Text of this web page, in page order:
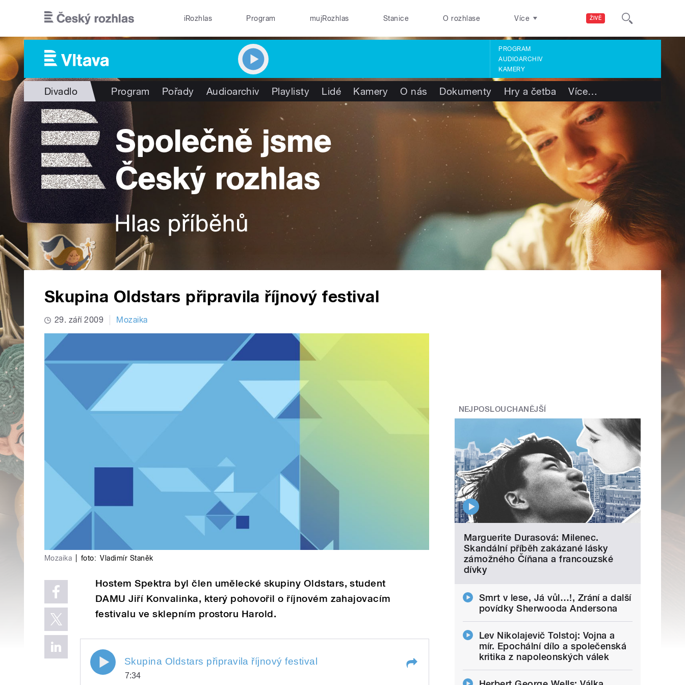
ŽIVĚ
iRozhlas Program mujRozhlas Stanice O rozhlase Více
PROGRAM
AUDIOARCHIV
KAMERY
Divadlo Program Pořady Audioarchiv Playlisty Lidé Kamery O nás Dokumenty Hry a četba Více…
Skupina Oldstars připravila říjnový festival
29. září 2009 Mozaika
Mozaika foto: Vladimír Staněk
Hostem Spektra byl člen umělecké skupiny Oldstars, student
DAMU Jiří Konvalinka, který pohovořil o říjnovém zahajovacím
festivalu ve sklepním prostoru Harold.
Skupina Oldstars připravila říjnový festival
Skupina Oldstars připravila říjnový festival
7:34
NEJPOSLOUCHANĚJŠÍ
Marguerite Durasová: Milenec.
Skandální příběh zakázané lásky
zámožného Číňana a francouzské
dívky
Smrt v lese, Já vůl…!, Zrání a další
povídky Sherwooda Andersona
Lev Nikolajevič Tolstoj: Vojna a
mír. Epochální dílo a společenská
kritika z napoleonských válek